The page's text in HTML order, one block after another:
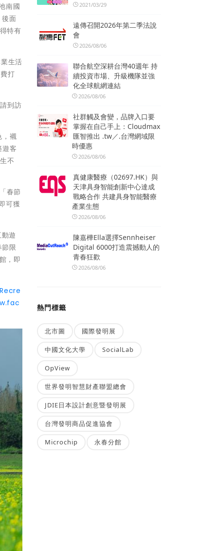
南國
面
特有
生活
打
到訪
，襯
遊客
不
春節
可獲
遊
限
，即
2021/03/29
遠傳召開2026年第二季法說
會
2026/08/06
聯合航空深耕台灣40週年 持
續投資市場、升級機隊並強
化全球航網連結
2026/08/06
社群觸及會變，品牌入口要
掌握在自己手上：Cloudmax
匯智推出 .tw／.台灣網域限
時優惠
2026/08/06
真健康醫療（02697.HK）與
天津具身智能創新中心達成
戰略合作 共建具身智能醫療
產業生態
2026/08/06
陳嘉樺Ella選擇Sennheiser
Digital 6000打造震撼動人的
青春狂歡
2026/08/06
熱門標籤
北市圖 國際發明展
中國文化大學 SocialLab
OpView
世界發明智慧財產聯盟總會
JDIE日本設計創意暨發明展
台灣發明商品促進協會
Microchip 永春分館